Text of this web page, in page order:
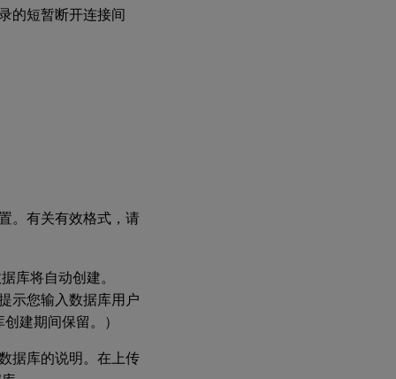
的短暂断开连接间
。有关有效格式，请
库将自动创建。
示您输入数据库用户
建期间保留。）
据库的说明。在上传